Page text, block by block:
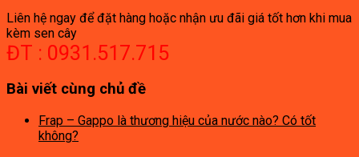
Liên hệ ngay để đặt hàng hoặc nhận ưu đãi giá tốt hơn khi mua
kèm sen cây
ĐT : 0931.517.715
Bài viết cùng chủ đề
Frap – Gappo là thương hiệu của nước nào? Có tốt
không?